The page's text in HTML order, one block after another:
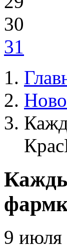
30
31
9 июля